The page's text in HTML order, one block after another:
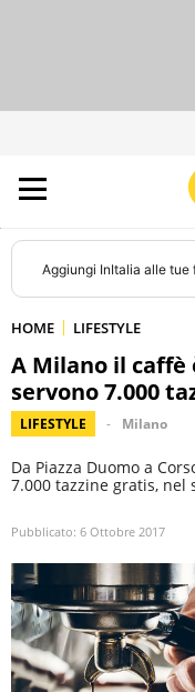
Aggiungi InItalia alle tue
HOME LIFESTYLE
A Milano il caffè
servono 7.000
LIFESTYLE Milano
Da Piazza Duomo a
7.000 tazzine gratis, nel
Pubblicato: 6 Ottobre 2017